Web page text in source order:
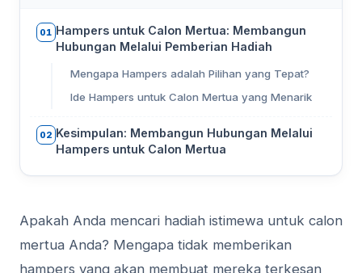
01 Hampers untuk Calon Mertua: Membangun
Hubungan Melalui Pemberian Hadiah
Mengapa Hampers adalah Pilihan yang Tepat?
Ide Hampers untuk Calon Mertua yang Menarik
02 Kesimpulan: Membangun Hubungan Melalui
Hampers untuk Calon Mertua
Apakah Anda mencari hadiah istimewa untuk calon
mertua Anda? Mengapa tidak memberikan
hampers yang akan membuat mereka terkesan